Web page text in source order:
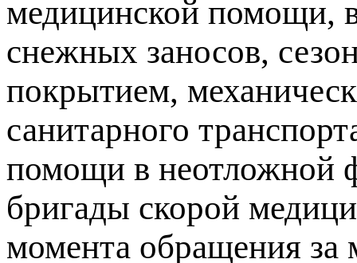
медицинской помощи,
снежных заносов,
покрытием,
санитарного
помощи в неотложной
бригады скорой
момента обращения